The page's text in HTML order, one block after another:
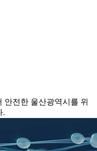
안전한 울산광역시를 위
.